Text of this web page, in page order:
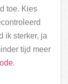
toe. Kies
ik sterker, ja
tijd meer
.